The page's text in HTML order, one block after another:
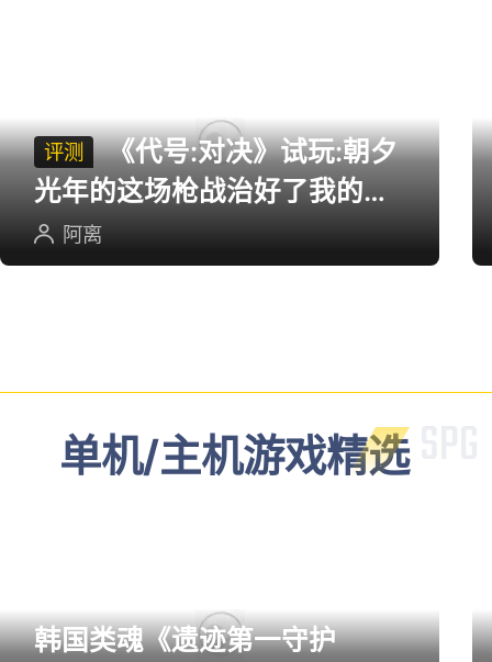
评测
《代号:对决》试玩:朝夕
光年的这场枪战治好了我的低
血压
阿离
单机/主机游戏精选
韩国类魂《遗迹第一守护